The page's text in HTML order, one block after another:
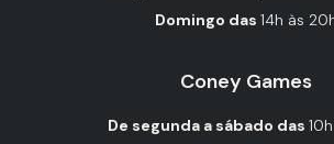
Domingo das 14h às
Coney Games
De segunda a sábado das